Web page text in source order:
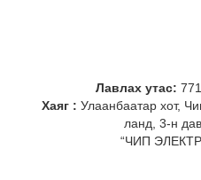
Лавлах утас:
Хаяг : Улаанбаатар хот,
ланд, 3-н
“ЧИП